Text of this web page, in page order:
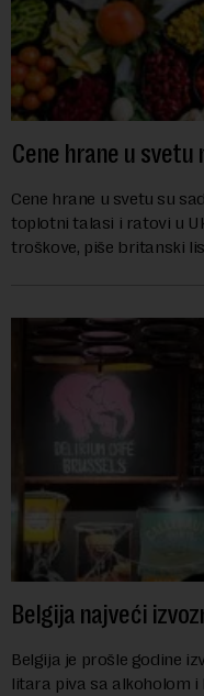
Cene hrane u svetu
Cene hrane u svetu su
toplotni talasi i ratovi u
troškove, piše britanski
Belgija najveći
Belgija je prošle godine
litara piva sa alkoholom i